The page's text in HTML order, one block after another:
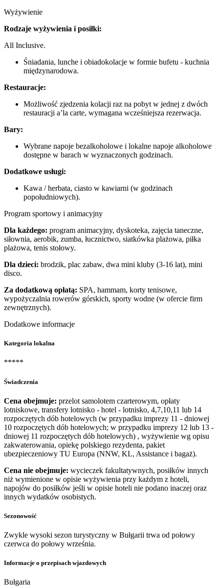
Wyżywienie
Rodzaje wyżywienia i posiłki:
All Inclusive.
Śniadania, lunche i obiadokolacje w formie bufetu - kuchnia
międzynarodowa.
Restauracje:
Możliwość zjedzenia kolacji raz na pobyt w jednej z dwóch
restauracji a’la carte, wymagana wcześniejsza rezerwacja.
Bary:
Wybrane napoje bezalkoholowe i lokalne napoje alkoholowe
dostępne w barach w wyznaczonych godzinach.
Dodatkowe usługi:
Kawa / herbata, ciasto w kawiarni (w godzinach
popołudniowych).
Program sportowy i animacyjny
Dla każdego: program animacyjny, dyskoteka, zajęcia taneczne,
siłownia, aerobik, zumba, łucznictwo, siatkówka plażowa, piłka
plażowa, tenis stołowy.
Dla dzieci: brodzik, plac zabaw, dwa mini kluby (3-16 lat), mini
disco.
Za dodatkową opłatą: SPA, hammam, korty tenisowe,
wypożyczalnia rowerów górskich, sporty wodne (w ofercie firm
zewnętrznych).
Dodatkowe informacje
Kategoria lokalna
*****
Świadczenia
Cena obejmuje: przelot samolotem czarterowym, opłaty
lotniskowe, transfery lotnisko - hotel - lotnisko, 4,7,10,11 lub 14
rozpoczętych dób hotelowych (w przypadku imprezy 11 - dniowej
10 rozpoczętych dób hotelowych; w przypadku imprezy 12 lub 13 -
dniowej 11 rozpoczętych dób hotelowych) , wyżywienie wg opisu
zakwaterowania, opiekę polskiego rezydenta, pakiet
ubezpieczeniowy TU Europa (NNW, KL, Assistance i bagaż).
Cena nie obejmuje: wycieczek fakultatywnych, posiłków innych
niż wymienione w opisie wyżywienia przy każdym z hoteli,
napojów do posiłków jeśli w opisie hoteli nie podano inaczej oraz
innych wydatków osobistych.
Sezonowość
Zwykle wysoki sezon turystyczny w Bułgarii trwa od połowy
czerwca do połowy września.
Informacje o przepisach wjazdowych
Bułgaria